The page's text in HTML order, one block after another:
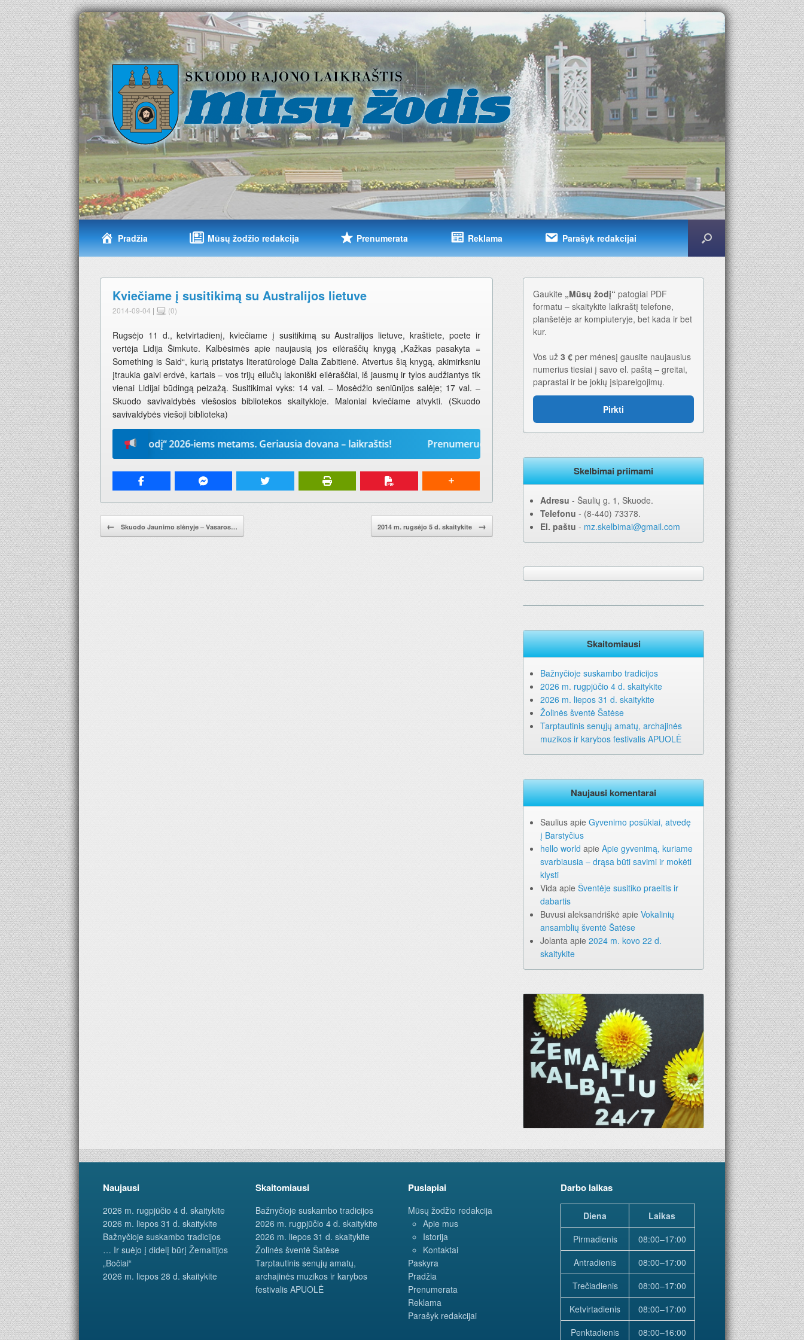
Pradžia Mūsų žodžio redakcija Prenumerata Reklama Parašyk redakcijai
Kviečiame į susitikimą su Australijos lietuve
2014-09-04 | (0)
Rugsėjo 11 d., ketvirtadienį, kviečiame į susitikimą su Australijos lietuve, kraštiete, poete ir
vertėja Lidija Šimkute. Kalbėsimės apie naujausią jos eilėraščių knygą „Kažkas pasakyta =
Something is Said“, kurią pristatys literatūrologė Dalia Zabitienė. Atvertus šią knygą, akimirksniu
įtraukia gaivi erdvė, kartais – vos trijų eilučių lakoniški eilėraščiai, iš jausmų ir tylos audžiantys tik
vienai Lidijai būdingą peizažą. Susitikimai vyks: 14 val. – Mosėdžio seniūnijos salėje; 17 val. –
Skuodo savivaldybės viešosios bibliotekos skaitykloje. Maloniai kviečiame atvykti. (Skuodo
savivaldybės viešoji biblioteka)
Prenumeruokite „Mūsų žodį“ 2026-iems metams. Geriausia dovana – laikraštis! Prenumeruokite „Mūsų žodį“ 2026-iems metams. Geriausia dovana – laikraštis!
Pranešimo navigacija.
← Skuodo Jaunimo slėnyje – Vasaros… 2014 m. rugsėjo 5 d. skaitykite →
Gaukite „Mūsų žodį“ patogiai PDF
formatu – skaitykite laikraštį telefone,
planšetėje ar kompiuteryje, bet kada ir bet
kur.
Vos už 3 € per mėnesį gausite naujausius
numerius tiesiai į savo el. paštą – greitai,
paprastai ir be jokių įsipareigojimų.
Pirkti
Skelbimai priimami
Adresu ‐ Šaulių g. 1, Skuode.
Telefonu ‐ (8-440) 73378.
El. paštu ‐ mz.skelbimai@gmail.com
Skaitomiausi
Bažnyčioje suskambo tradicijos
2026 m. rugpjūčio 4 d. skaitykite
2026 m. liepos 31 d. skaitykite
Žolinės šventė Šatėse
Tarptautinis senųjų amatų, archajinės
muzikos ir karybos festivalis APUOLĖ
Naujausi komentarai
Saulius apie Gyvenimo posūkiai, atvedę
į Barstyčius
hello world apie Apie gyvenimą, kuriame
svarbiausia – drąsa būti savimi ir mokėti
klysti
Vida apie Šventėje susitiko praeitis ir
dabartis
Buvusi aleksandriškė apie Vokalinių
ansamblių šventė Šatėse
Jolanta apie 2024 m. kovo 22 d.
skaitykite
Naujausi
2026 m. rugpjūčio 4 d. skaitykite
2026 m. liepos 31 d. skaitykite
Bažnyčioje suskambo tradicijos
… Ir suėjo į didelį būrį Žemaitijos
„Bočiai“
2026 m. liepos 28 d. skaitykite
Skaitomiausi
Bažnyčioje suskambo tradicijos
2026 m. rugpjūčio 4 d. skaitykite
2026 m. liepos 31 d. skaitykite
Žolinės šventė Šatėse
Tarptautinis senųjų amatų,
archajinės muzikos ir karybos
festivalis APUOLĖ
Puslapiai
Mūsų žodžio redakcija
Apie mus
Istorija
Kontaktai
Paskyra
Pradžia
Prenumerata
Reklama
Parašyk redakcijai
Darbo laikas
Diena
Laikas
Pirmadienis
08:00–17:00
Antradienis
08:00–17:00
Trečiadienis
08:00–17:00
Ketvirtadienis
08:00–17:00
Penktadienis
08:00–16:00